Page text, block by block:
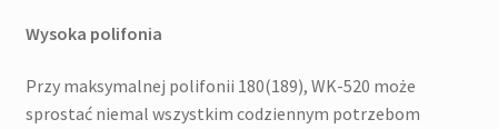
Wysoka polifonia
Przy maksymalnej polifonii 180(189), WK-520 może
sprostać niemal wszystkim codziennym potrzebom